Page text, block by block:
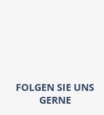
FOLGEN SIE UNS
GERNE